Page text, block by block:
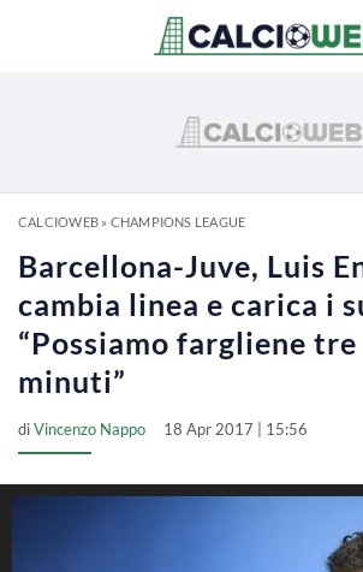
CALCIOWEB» CHAMPIONS LEAGUE
Barcellona-Juve, Luis
cambia linea e carica i
“Possiamo fargliene
minuti”
diVincenzo Nappo 18 Apr 2017 | 15:56